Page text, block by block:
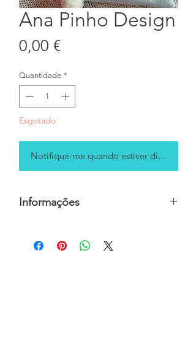
Ana Pinho Design
0,00 €Preço
Quantidade *
Esgotado
Notifique-me quando estiver disponível
Informações
Design